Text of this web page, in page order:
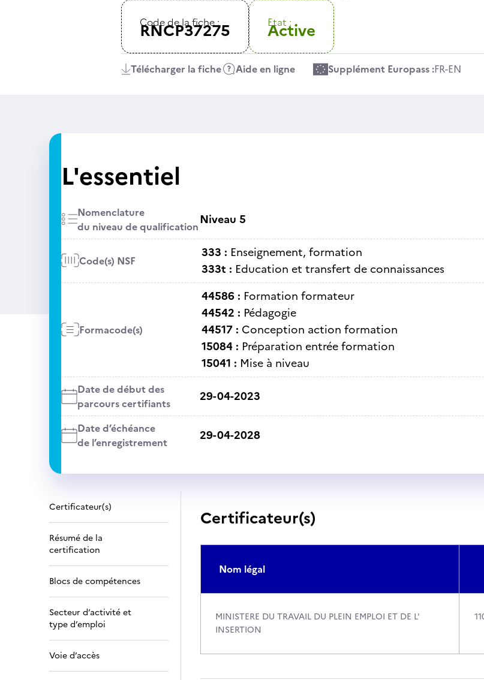
Code de la fiche :
RNCP37275 Etat :
Active
Télécharger la fiche Aide en ligne Supplément Europass :FR-EN
L'essentiel
Nomenclature
du niveau de qualificationNiveau 5
Code(s) NSF
333 : Enseignement, formation
333t : Education et transfert de connaissances
Formacode(s)
44586 : Formation formateur
44542 : Pédagogie
44517 : Conception action formation
15084 : Préparation entrée formation
15041 : Mise à niveau
Date de début des
parcours certifiants
29-04-2023
Date d’échéance
de l’enregistrement
29-04-2028
Certificateur(s)
Résumé de la
certification
Blocs de compétences
Secteur d’activité et
type d’emploi
Voie d’accès
Certificateur(s)
Nom légal
MINISTERE DU TRAVAIL DU PLEIN EMPLOI ET DE L'
INSERTION